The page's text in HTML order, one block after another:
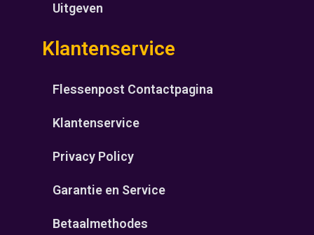
Uitgeven
Klantenservice
Flessenpost Contactpagina
Klantenservice
Privacy Policy
Garantie en Service
Betaalmethodes